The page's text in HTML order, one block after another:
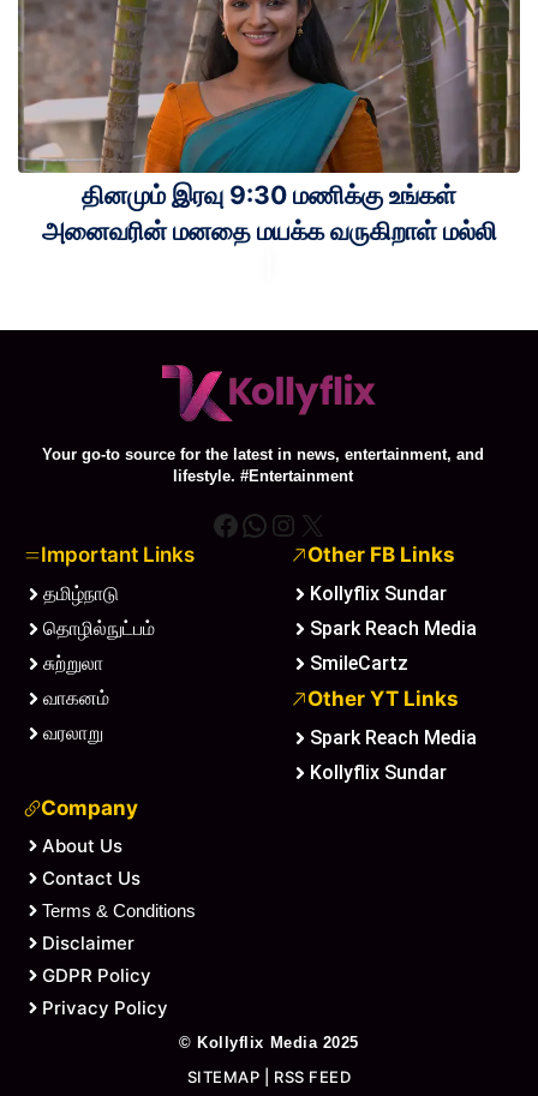
தினமும் இரவு 9:30 மணிக்கு உங்கள்
அனைவரின் மனதை மயக்க வருகிறாள் மல்லி
Your go-to source for the latest in news, entertainment, and
lifestyle. #Entertainment
Facebook
WhatsApp
Instagram
X
Important Links
தமிழ்நாடு
தொழில்நுட்பம்
சுற்றுலா
வாகனம்
வரலாறு
Other FB Links
Kollyflix Sundar
Spark Reach Media
SmileCartz
Other YT Links
Spark Reach Media
Kollyflix Sundar
Company
About Us
Contact Us
Terms & Conditions
Disclaimer
GDPR Policy
Privacy Policy
© Kollyflix Media 2025
SITEMAP RSS FEED